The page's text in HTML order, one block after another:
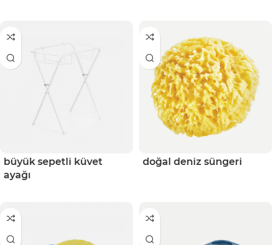
büyük sepetli küvet
ayağı
doğal deniz süngeri